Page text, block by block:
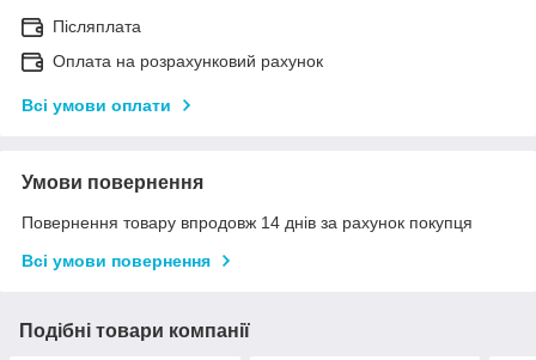
Післяплата
Оплата на розрахунковий рахунок
Всі умови оплати
Умови повернення
Повернення товару впродовж 14 днів за рахунок покупця
Всі умови повернення
Подібні товари компанії